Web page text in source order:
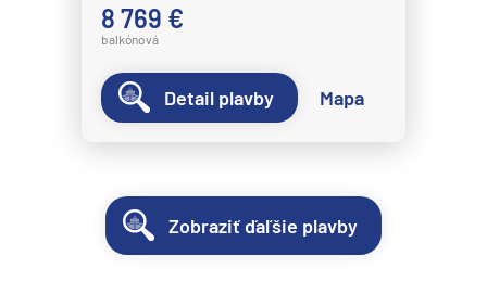
8 769 €
balkónová
Detail plavby Mapa
Zobraziť ďaľšie plavby